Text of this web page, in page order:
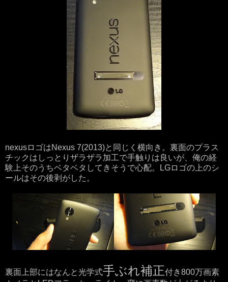
nexusロゴはNexus 7(2013)と同じく横向き。裏面のプラス
チックはしっとりザラザラ加工で手触りは良いが、俺の経
験上そのうちベタベタしてきそうで心配。LGロゴの上のシ
ールはその後剥がした。
裏面上部にはなんと光学式手ぶれ補正付き800万画素